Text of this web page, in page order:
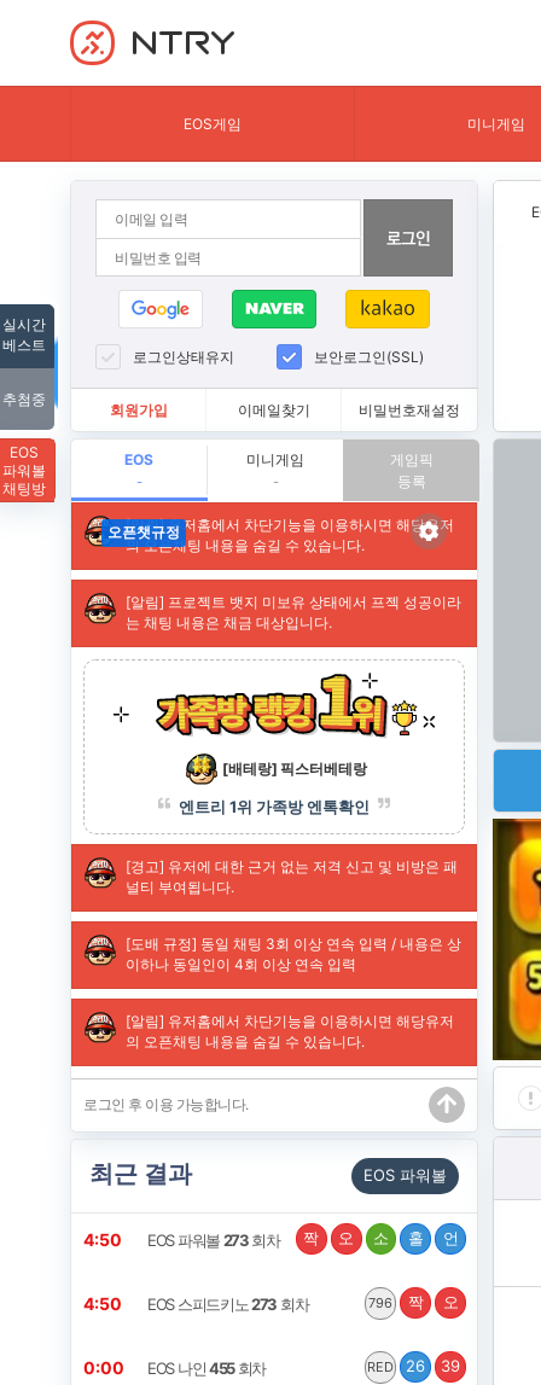
NTRY
EOS게임 미니게임
로그인상태유지 보안로그인(SSL)
회원가입 이메일찾기 비밀번호재설정
EOS
-
미니게임
-
게임픽
등록
최근 결과 EOS 파워볼
4:50 EOS 파워볼273회차 짝 오 소 홀 언
4:50 EOS 스피드키노273 회차 796 짝 오
0:00 EOS 나인455회차 RED 26 39
실시간
베스트
추첨중
EOS
파워볼
채팅방